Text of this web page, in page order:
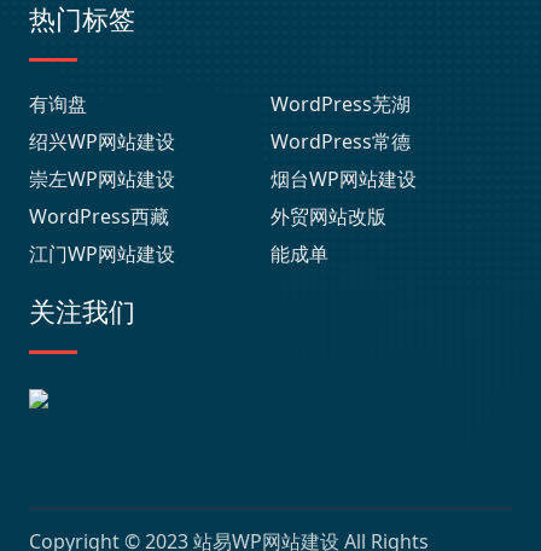
热门标签
有询盘
WordPress芜湖
绍兴WP网站建设
WordPress常德
崇左WP网站建设
烟台WP网站建设
WordPress西藏
外贸网站改版
江门WP网站建设
能成单
关注我们
Copyright © 2023站易WP网站建设 All Rights